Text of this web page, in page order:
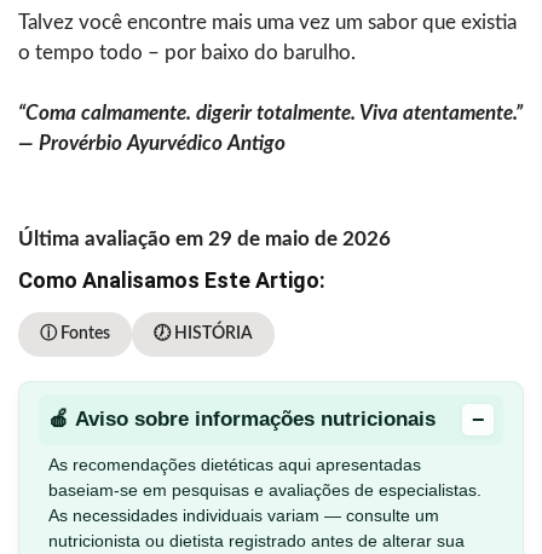
Talvez você encontre mais uma vez um sabor que existia
o tempo todo – por baixo do barulho.
“Coma calmamente. digerir totalmente. Viva atentamente.”
— Provérbio Ayurvédico Antigo
Última avaliação em 29 de maio de 2026
Como Analisamos Este Artigo:
ⓘ Fontes 🕖 HISTÓRIA
🍎 Aviso sobre informações nutricionais −
As recomendações dietéticas aqui apresentadas
baseiam-se em pesquisas e avaliações de especialistas.
As necessidades individuais variam — consulte um
nutricionista ou dietista registrado antes de alterar sua